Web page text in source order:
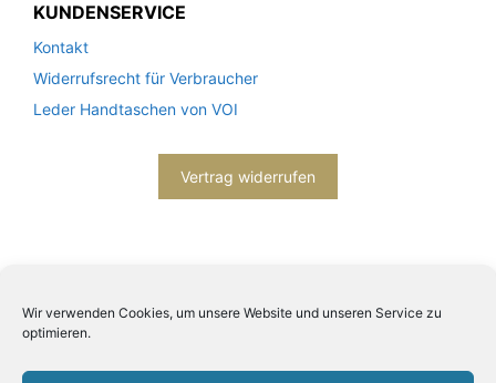
Wir verwenden Cookies, um unsere Website und unseren Service zu
optimieren.
KUNDENSERVICE
Kontakt
Widerrufsrecht für Verbraucher
Leder Handtaschen von VOI
Vertrag widerrufen
2026© Engels mode schmuck -Datenschutzerklärung